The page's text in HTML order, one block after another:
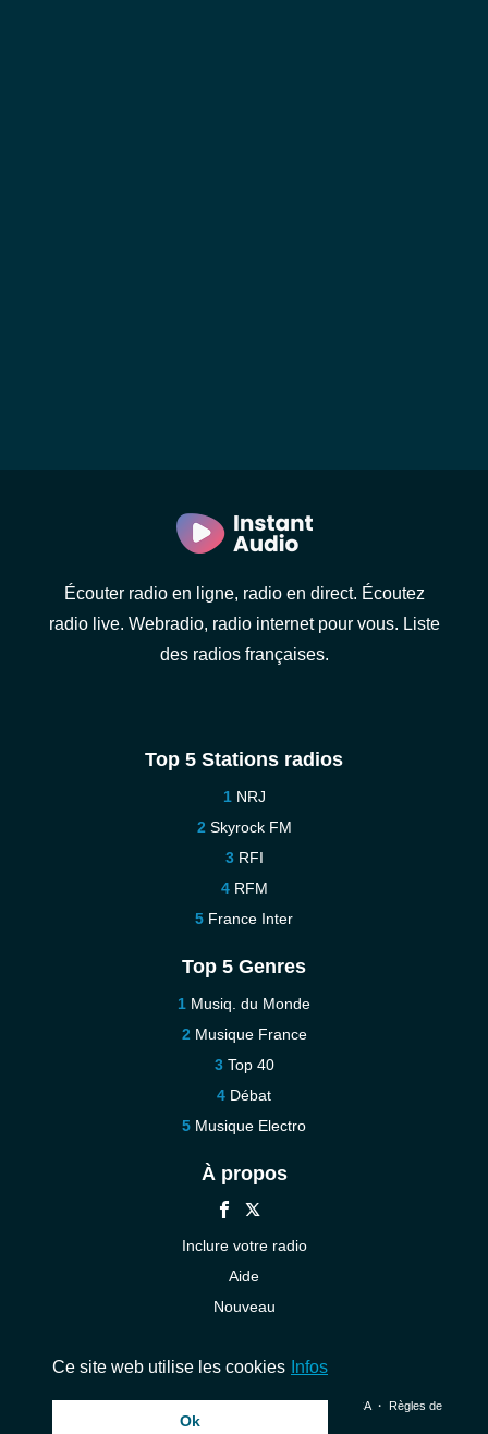
Écouter radio en ligne, radio en direct. Écoutez
radio live. Webradio, radio internet pour vous. Liste
des radios françaises.
Top 5 Stations radios
NRJ
Skyrock FM
RFI
RFM
France Inter
Top 5 Genres
Musiq. du Monde
Musique France
Top 40
Débat
Musique Electro
À propos
Inclure votre radio
Aide
Nouveau
DMCA・ Règles de
Ce site web utilise les cookies Infos
Ok